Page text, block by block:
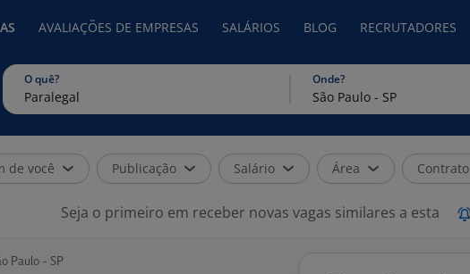
AVALIAÇÕES DE EMPRESAS SALÁRIOS BLOG RECRUTADORES
O quê? Onde?
de você Publicação Salário Área Contrato
Seja o primeiro em receber novas vagas similares a esta
Paulo - SP